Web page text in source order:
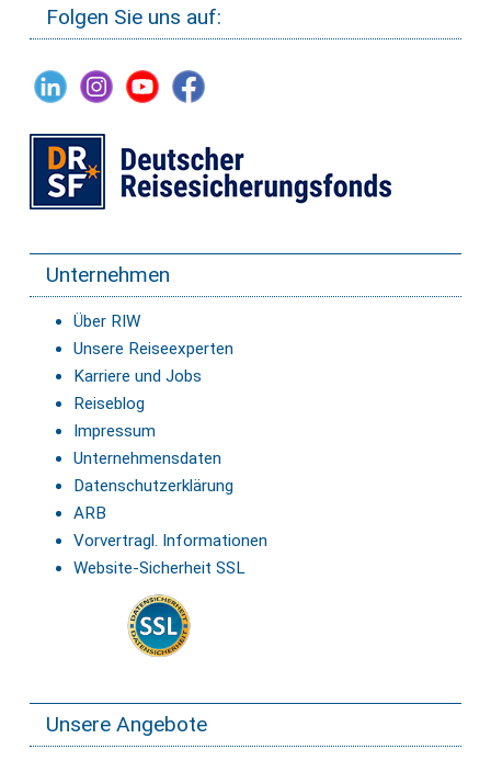
Folgen Sie uns auf:
Unternehmen
Über RIW
Unsere Reiseexperten
Karriere und Jobs
Reiseblog
Impressum
Unternehmensdaten
Datenschutzerklärung
ARB
Vorvertragl. Informationen
Website-Sicherheit SSL
Unsere Angebote